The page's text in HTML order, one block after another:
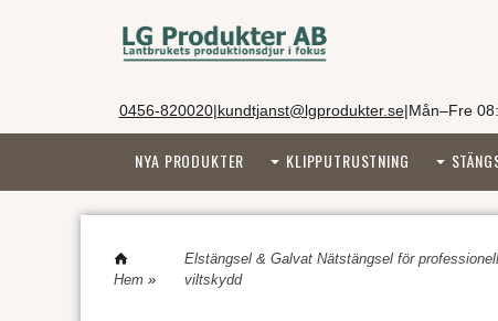
0456-820020|kundtjanst@lgprodukter.se|Mån–Fre
NYA PRODUKTER KLIPPUTRUSTNING
Hem»
Elstängsel & Galvat Nätstängsel för
viltskydd